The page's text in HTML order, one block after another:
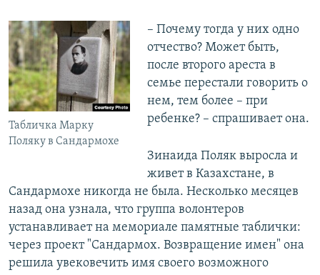
Табличка Марку
Поляку в Сандармохе
– Почему тогда у них одно
отчество? Может быть,
после второго ареста в
семье перестали говорить о
нем, тем более – при
ребенке? – спрашивает она.
Зинаида Поляк выросла и
живет в Казахстане, в
Сандармохе никогда не была. Несколько месяцев
назад она узнала, что группа волонтеров
устанавливает на мемориале памятные таблички:
через проект "Сандармох. Возвращение имен" она
решила увековечить имя своего возможного